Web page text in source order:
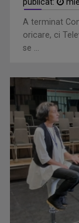
REMIX
De 25 de ani,
publicat:
A terminat
oricare, ci
se ...